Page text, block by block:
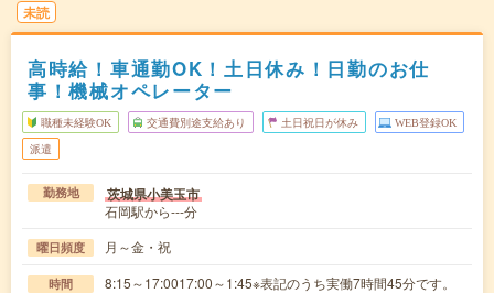
未読
高時給！車通勤OK！土日休み！日勤のお仕
事！機械オペレーター
職種未経験OK 交通費別途支給あり 土日祝日が休み WEB登録OK
派遣
勤務地 茨城県小美玉市
石岡駅から---分
曜日頻度 月～金・祝
時間 8:15～17:0017:00～1:45※表記のうち実働7時間45分です。